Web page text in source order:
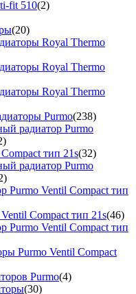
fit 510(2)
(20)
Royal Thermo
Royal Thermo
Royal Thermo
Purmo(238)
радиатор Purmo
тип 21s(32)
радиатор Purmo
Purmo Ventil Compact тип
Compact тип 21s(46)
Purmo Ventil Compact тип
Purmo Ventil Compact
Purmo(4)
(30)